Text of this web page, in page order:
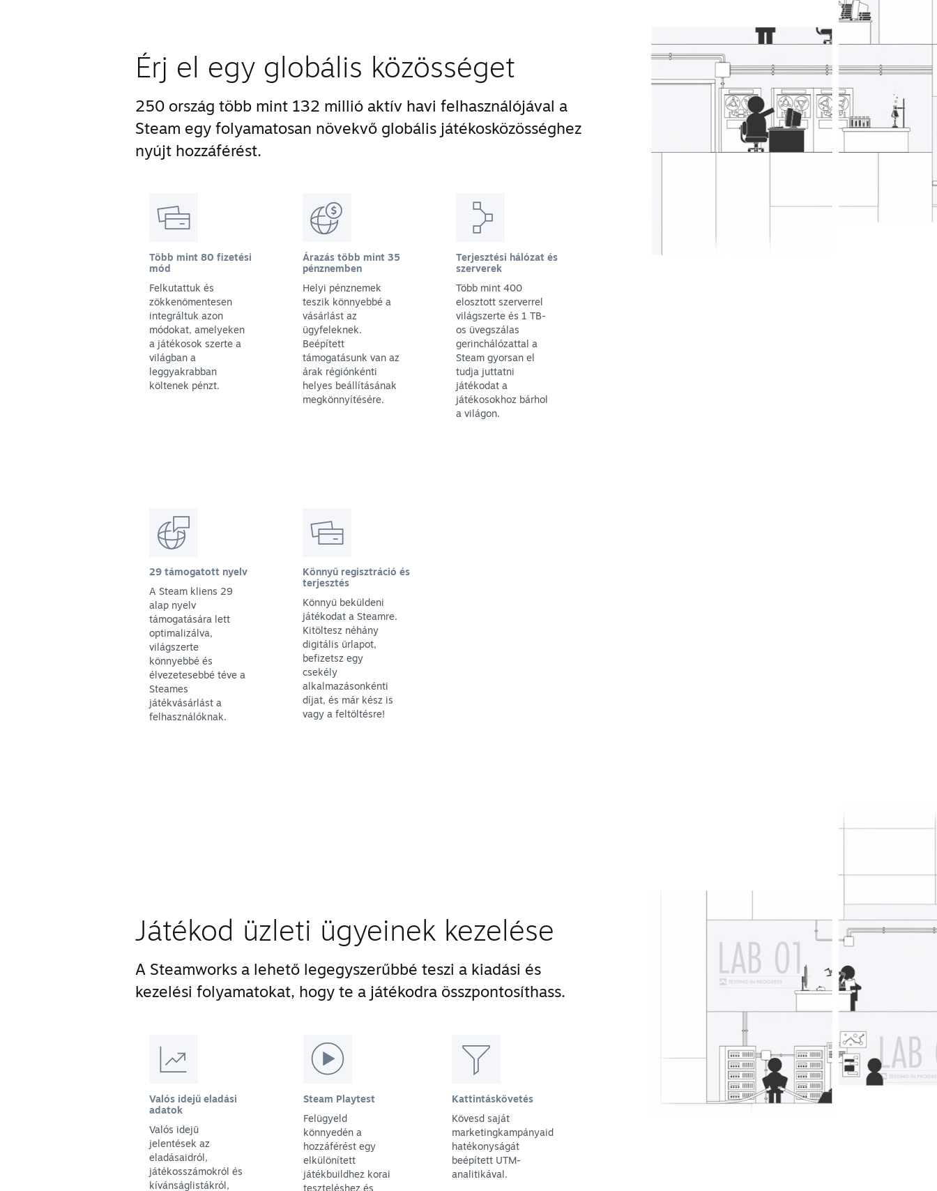
Érj el egy globális közösséget
250 ország több mint 132 millió aktív havi felhasználójával a
Steam egy folyamatosan növekvő globális játékosközösséghez
nyújt hozzáférést.
Több mint 80 fizetési
mód
Felkutattuk és
zökkenőmentesen
integráltuk azon
módokat, amelyeken
a játékosok szerte a
világban a
leggyakrabban
költenek pénzt.
Árazás több mint 35
pénznemben
Helyi pénznemek
teszik könnyebbé a
vásárlást az
ügyfeleknek.
Beépített
támogatásunk van az
árak régiónkénti
helyes beállításának
megkönnyítésére.
Terjesztési hálózat és
szerverek
Több mint 400
elosztott szerverrel
világszerte és 1 TB-
os üvegszálas
gerinchálózattal a
Steam gyorsan el
tudja juttatni
játékodat a
játékosokhoz bárhol
a világon.
29 támogatott nyelv
A Steam kliens 29
alap nyelv
támogatására lett
optimalizálva,
világszerte
könnyebbé és
élvezetesebbé téve a
Steames
játékvásárlást a
felhasználóknak.
Könnyű regisztráció és
terjesztés
Könnyű beküldeni
játékodat a Steamre.
Kitöltesz néhány
digitális űrlapot,
befizetsz egy
csekély
alkalmazásonkénti
díjat, és már kész is
vagy a feltöltésre!
Játékod üzleti ügyeinek kezelése
A Steamworks a lehető legegyszerűbbé teszi a kiadási és
kezelési folyamatokat, hogy te a játékodra összpontosíthass.
Valós idejű eladási
adatok
Valós idejű
jelentések az
eladásaidról,
játékosszámokról és
kívánságlistákról,
Steam Playtest
Felügyeld
könnyedén a
hozzáférést egy
elkülönített
játékbuildhez korai
teszteléshez és
Kattintáskövetés
Kövesd saját
marketingkampányaid
hatékonyságát
beépített UTM-
analitikával.